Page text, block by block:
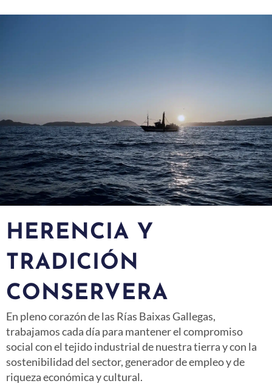
HERENCIA Y
TRADICIÓN
CONSERVERA
En pleno corazón de las Rías Baixas Gallegas,
trabajamos cada día para mantener el compromiso
social con el tejido industrial de nuestra tierra y con la
sostenibilidad del sector, generador de empleo y de
riqueza económica y cultural.